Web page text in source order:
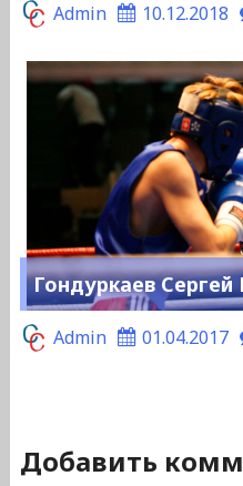
Admin 10.12.2018
Гондуркаев Сергей
Admin 01.04.2017
Добавить